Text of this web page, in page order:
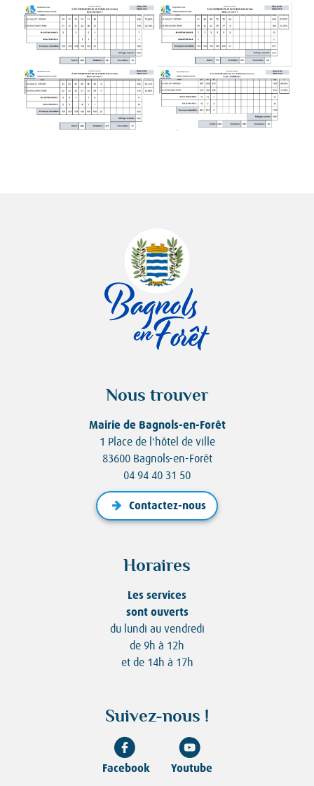
Nous trouver
Mairie de Bagnols-en-Forêt
1 Place de l'hôtel de ville
83600 Bagnols-en-Forêt
04 94 40 31 50
Contactez-nous
Horaires
Les services
sont ouverts
du lundi au vendredi
de 9h à 12h
et de 14h à 17h
Suivez-nous !
Facebook Youtube